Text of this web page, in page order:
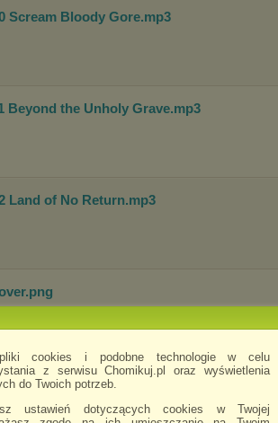
pliki cookies i podobne technologie w celu
z serwisu Chomikuj.pl oraz wyświetlenia
do Twoich potrzeb.
ustawień dotyczących cookies w Twojej
Scream Bloody Gore.mp3
Beyond the Unholy Grave.mp3
Land of No Return.mp3
.png